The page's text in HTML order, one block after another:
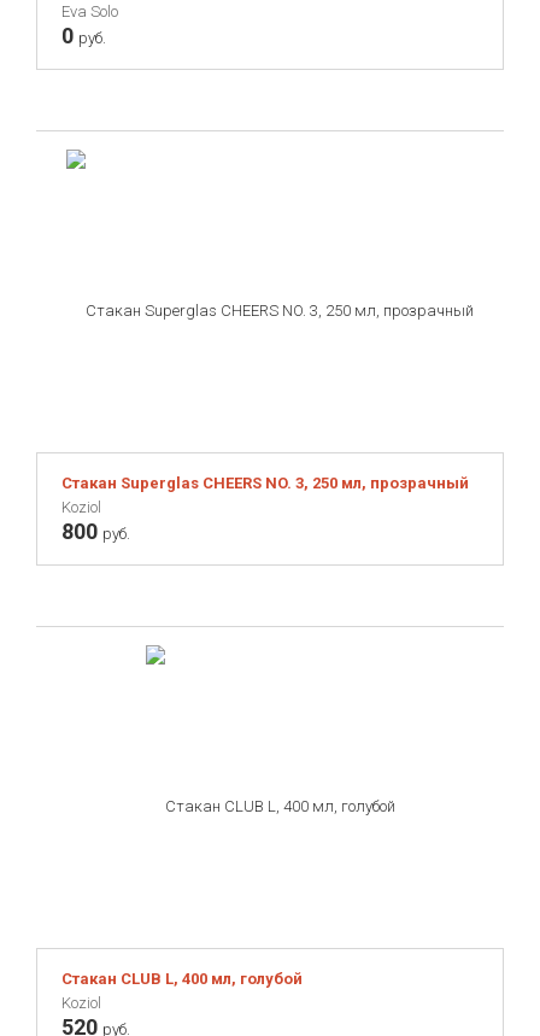
Eva Solo
0 руб.
Стакан Superglas CHEERS NO. 3, 250 мл, прозрачный
Koziol
800 руб.
Стакан CLUB L, 400 мл, голубой
Koziol
520 руб.